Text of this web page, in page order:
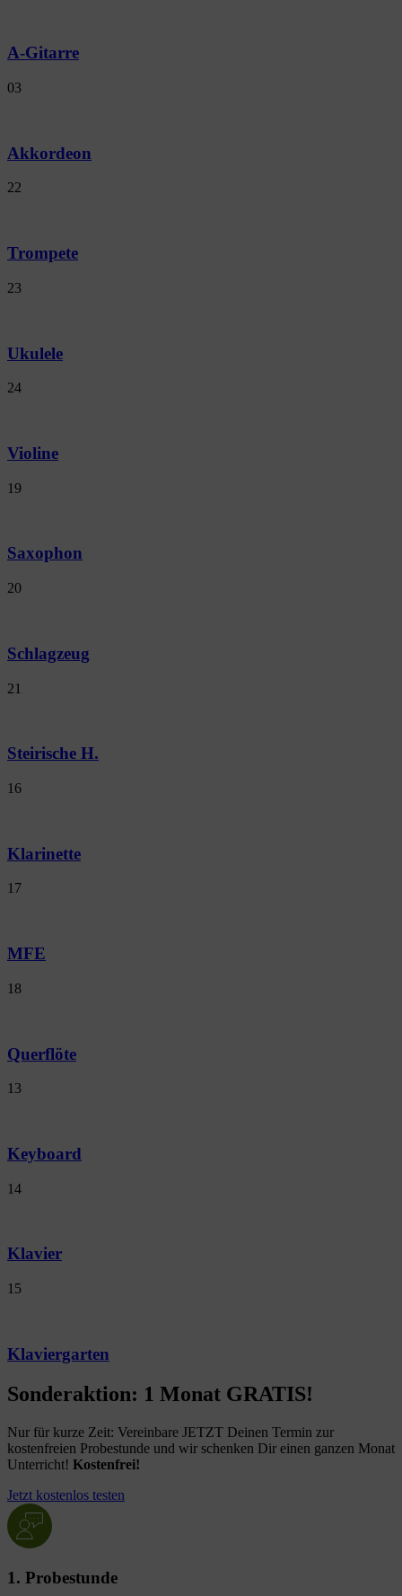
A-Gitarre
03
Akkordeon
22
Trompete
23
Ukulele
24
Violine
19
Saxophon
20
Schlagzeug
21
Steirische H.
16
Klarinette
17
MFE
18
Querflöte
13
Keyboard
14
Klavier
15
Klaviergarten
Sonderaktion: 1 Monat GRATIS!
Nur für kurze Zeit: Vereinbare JETZT Deinen Termin zur
kostenfreien Probestunde und wir schenken Dir einen ganzen Monat
Unterricht! Kostenfrei!
Jetzt kostenlos testen
1. Probestunde